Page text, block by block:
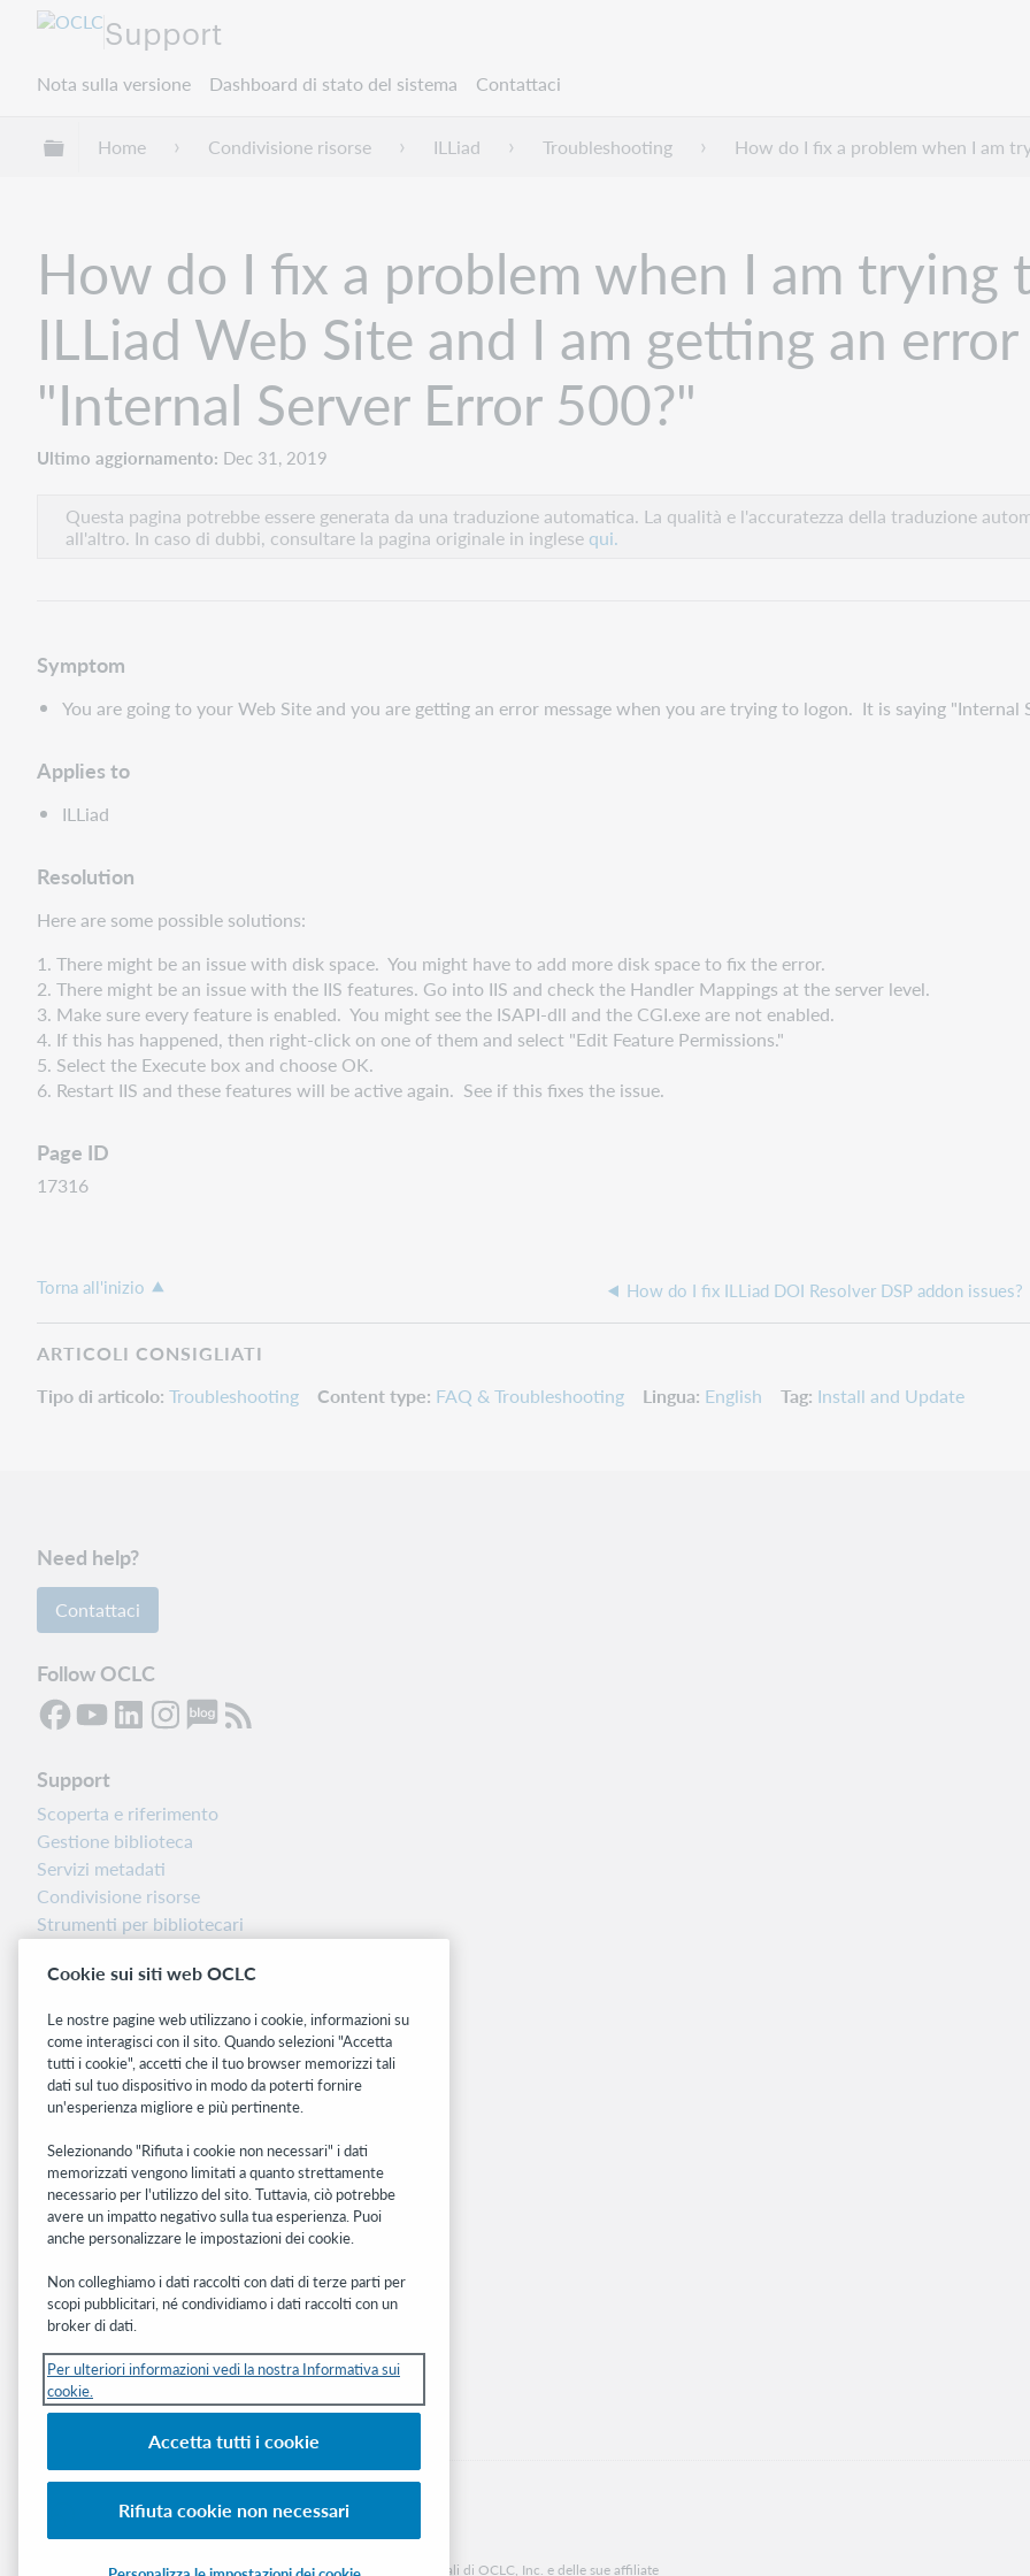
Support
Nota sulla versione Dashboard di stato del sistema Contattaci
Espandi/comprimi la gerarchia globale
Home Condivisione risorse ILLiad Troubleshooting How do I fix a problem when I am
How do I fix a problem when I am trying
ILLiad Web Site and I am getting an
"Internal Server Error 500?"
Ultimo aggiornamento Dec 31, 2019
Questa pagina potrebbe essere generata da una traduzione automatica. La qualità e l'accuratezza della traduzione
all'altro. In caso di dubbi, consultare la pagina originale in inglese qui.
Symptom
You are going to your Web Site and you are getting an error message when you are trying to logon. It is saying "Internal
Applies to
ILLiad
Resolution
Here are some possible solutions:
1. There might be an issue with disk space. You might have to add more disk space to fix the error.
2. There might be an issue with the IIS features. Go into IIS and check the Handler Mappings at the server level.
3. Make sure every feature is enabled. You might see the ISAPI-dll and the CGI.exe are not enabled.
4. If this has happened, then right-click on one of them and select "Edit Feature Permissions."
5. Select the Execute box and choose OK.
6. Restart IIS and these features will be active again. See if this fixes the issue.
Page ID
17316
Torna all'inizio How do I fix ILLiad DOI Resolver DSP addon issues?
ARTICOLI CONSIGLIATI
Tipo di articolo Troubleshooting Content type FAQ & Troubleshooting Lingua English Tag Install and Update
Need help?
Contattaci
Follow OCLC
Support
Scoperta e riferimento
Gestione biblioteca
Servizi metadati
Condivisione risorse
Strumenti per bibliotecari
Dashboard di stato del sistema
Siti correlati
OCLC.org
BibFormats
Community
Ricerca
WebJunction
Rete sviluppatori
Ricevi gli ultimi aggiornamenti di prodotti,
ricerche, eventi e molto altro direttamente
nella tua casella di posta.
Subscribe now
© 2026 OCLC Marchi e/o marchi di servizio nazionali e internazionali di OCLC, Inc. e delle sue affiliate
Cookie sui siti web OCLC
Le nostre pagine web utilizzano i cookie, informazioni su
come interagisci con il sito. Quando selezioni "Accetta
tutti i cookie", accetti che il tuo browser memorizzi tali
dati sul tuo dispositivo in modo da poterti fornire
un'esperienza migliore e più pertinente.
Selezionando "Rifiuta i cookie non necessari" i dati
memorizzati vengono limitati a quanto strettamente
necessario per l'utilizzo del sito. Tuttavia, ciò potrebbe
avere un impatto negativo sulla tua esperienza. Puoi
anche personalizzare le impostazioni dei cookie.
Non colleghiamo i dati raccolti con dati di terze parti per
scopi pubblicitari, né condividiamo i dati raccolti con un
broker di dati.
Per ulteriori informazioni vedi la nostra Informativa sui
cookie.
Accetta tutti i cookie
Rifiuta cookie non necessari